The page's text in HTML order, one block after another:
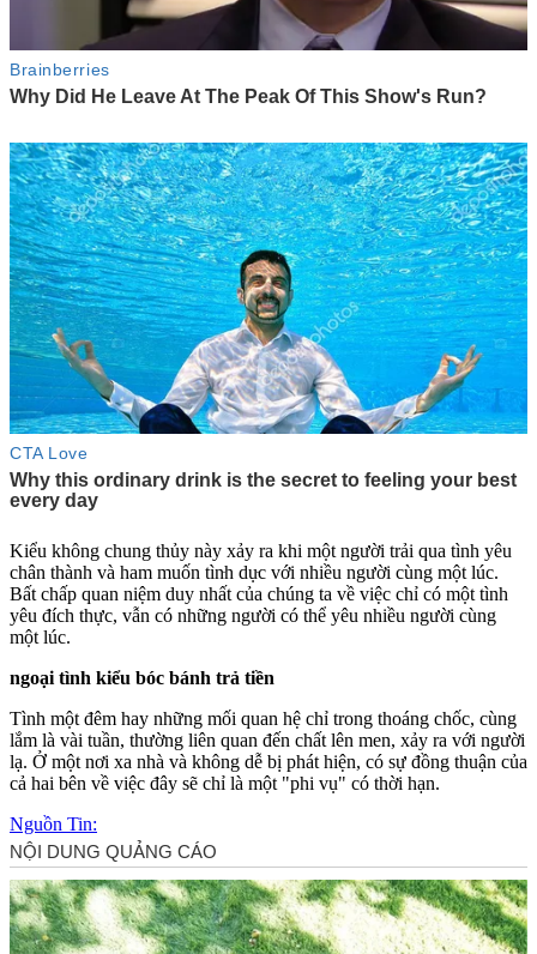
Kiểu không chung thủy này xảy ra khi một người trải qua tình yêu
chân thành và ham muốn tìn‌ּh dụ‌ּc với nhiều người cùng một lúc.
Bất chấp quan niệm duy nhất của chúng ta về việc chỉ có một tình
yêu đích thực, vẫn có những người có thể yêu nhiều người cùng
một lúc.
ngoại tình kiểu bóc bánh trả tiền
Tình một đêm hay những mối quan hệ chỉ trong thoáng chốc, cùng
lắm là vài tuần, thường liên quan đến chất lên men, xảy ra với người
lạ. Ở một nơi xa nhà và không dễ bị phát hiện, có sự đồng thuận của
cả hai bên về việc đây sẽ chỉ là một "phi vụ" có thời hạn.
Nguồn Tin: